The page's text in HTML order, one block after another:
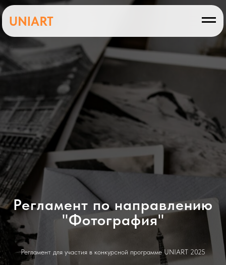
UNIART
Регламент по направлению
"Фотография"
Регламент для участия в конкурсной программе UNIART 2025